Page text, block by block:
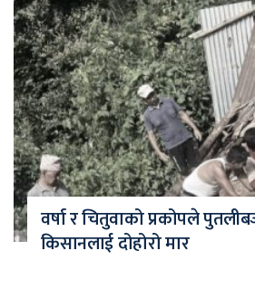
वर्षा र चितुवाको प्रकोपले
किसानलाई दोहोरो मार